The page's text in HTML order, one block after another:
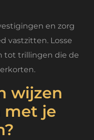
en zorg
vastzitten. Losse
tot trillingen die de
wijzen
met je